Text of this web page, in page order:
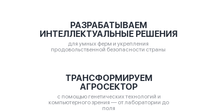
ТРАНСФОРМИРУЕМ
АГРОСЕКТОР
с помощью генетических технологий и
компьютерного зрения — от лаборатории до
поля
РАЗРАБАТЫВАЕМ
ИНТЕЛЛЕКТУАЛЬНЫЕ РЕШЕНИЯ
для умных ферм и укрепления
продовольственной безопасности страны